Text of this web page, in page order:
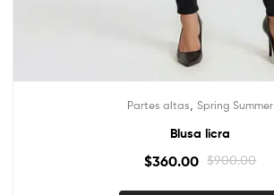
Partes altas Spring Summer
Blusa licra
$900.00
$360.00